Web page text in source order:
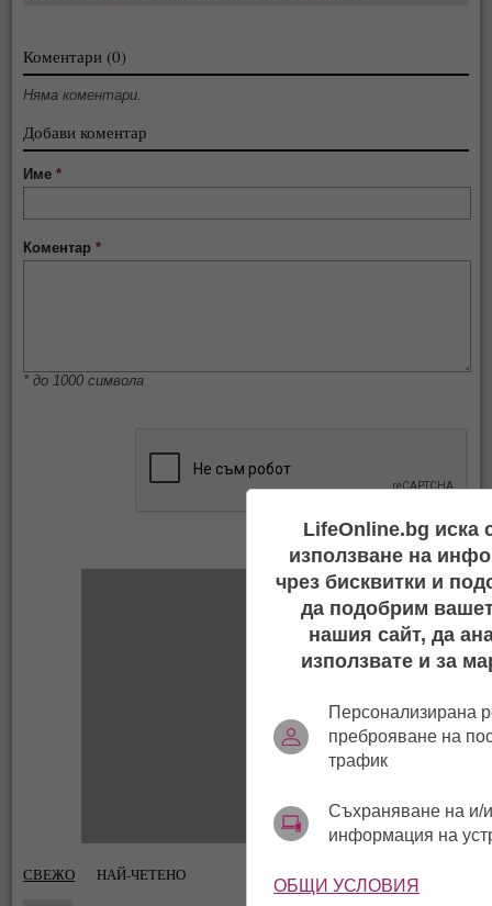
Коментари (0)
Няма коментари.
Добави коментар
Име*
Коментар*
* до 1000 символа
СВЕЖО НАЙ-ЧЕТЕНО
LifeOnline.bg иска
използване на
чрез бисквитки и
да подобрим
нашия сайт, да
използвате и за
Персонализирана
преброяване на
трафик
Съхраняване на и/
информация на
ОБЩИ УСЛОВИЯ